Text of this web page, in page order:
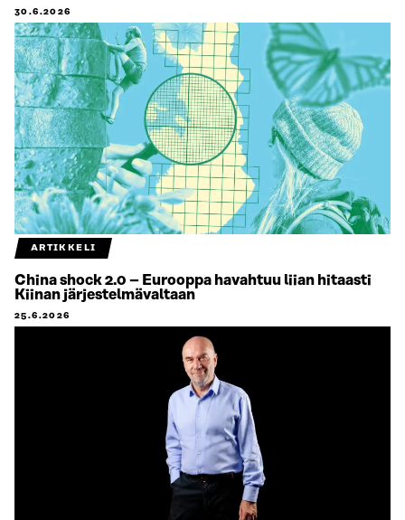
30.6.2026
ARTIKKELI
China shock 2.0 – Eurooppa havahtuu liian hitaasti
Kiinan järjestelmävaltaan
25.6.2026